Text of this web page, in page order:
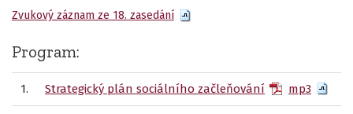
Zvukový záznam ze 18. zasedání
Program:
1. Strategický plán sociálního začleňování mp3